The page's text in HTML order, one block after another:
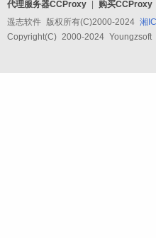
代理服务器CCProxy 购买CCProxy
遥志软件 版权所有(C)2000-2024 湘
Copyright(C) 2000-2024